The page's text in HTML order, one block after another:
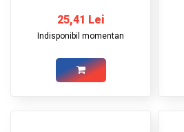
25,41 Lei
Indisponibil momentan